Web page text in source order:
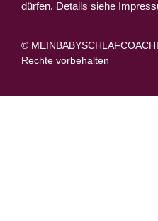
dürfen. Details siehe
©
Rechte vorbehalten